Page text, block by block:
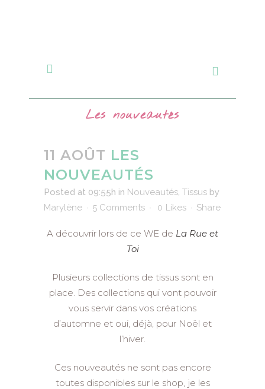
Les nouveautés
11 AOÛT LES
NOUVEAUTÉS
Posted at 09:55h in Nouveautés, Tissus by
Marylène
5 Comments 0 Likes Share
A découvrir lors de ce WE de La Rue et
Toi
Plusieurs collections de tissus sont en
place. Des collections qui vont pouvoir
vous servir dans vos créations
d’automne et oui, déjà, pour Noël et
l’hiver.
Ces nouveautés ne sont pas encore
toutes disponibles sur le shop, je les